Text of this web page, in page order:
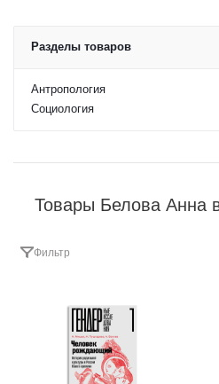
Разделы товаров
Антропология
Социология
Товары Белова Анна
Фильтр